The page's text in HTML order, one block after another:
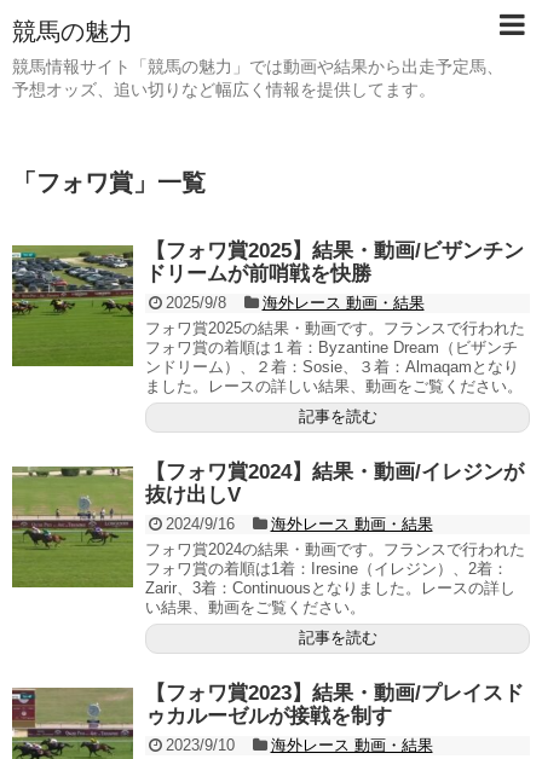
競馬の魅力
競馬情報サイト「競馬の魅力」では動画や結果から出走予定馬、
予想オッズ、追い切りなど幅広く情報を提供してます。
「 フォワ賞 」 一覧
【フォワ賞2025】結果・動画/ビザンチン
ドリームが前哨戦を快勝
2025/9/8
海外レース 動画・結果
フォワ賞2025の結果・動画です。フランスで行われた
フォワ賞の着順は１着：Byzantine Dream（ビザンチ
ンドリーム）、２着：Sosie、３着：Almaqamとなり
ました。レースの詳しい結果、動画をご覧ください。
記事を読む
【フォワ賞2024】結果・動画/イレジンが
抜け出しV
2024/9/16
海外レース 動画・結果
フォワ賞2024の結果・動画です。フランスで行われた
フォワ賞の着順は1着：Iresine（イレジン）、2着：
Zarir、3着：Continuousとなりました。レースの詳し
い結果、動画をご覧ください。
記事を読む
【フォワ賞2023】結果・動画/プレイスド
ゥカルーゼルが接戦を制す
2023/9/10
海外レース 動画・結果